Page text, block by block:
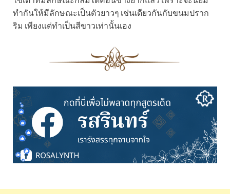
ทำกันให้มีลักษณะเป็นตัวยาวๆ เช่นเดียวกันกับขนมปราก
ริม เพียงแต่ทำเป็นสีขาวเท่านั้นเอง